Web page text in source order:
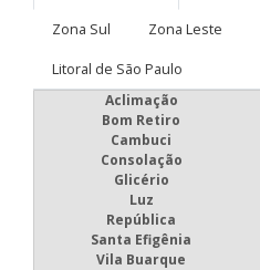
Zona Sul
Zona Leste
Litoral de São Paulo
Aclimação
Bom Retiro
Cambuci
Consolação
Glicério
Luz
República
Santa Efigênia
Vila Buarque